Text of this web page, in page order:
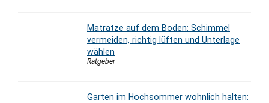
Matratze auf dem Boden: Schimmel
vermeiden, richtig lüften und Unterlage
wählen
Ratgeber
Garten im Hochsommer wohnlich halten: